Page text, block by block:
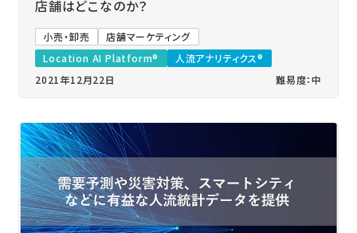
店舗はどこなのか？
小売・卸売
店舗マーケティング
Location AI Platform®
人流アナリティクス®
2021年12月22日
難易度：中